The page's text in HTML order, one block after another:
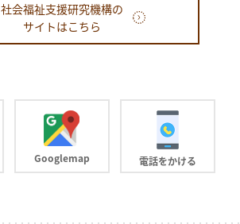
社会福祉支援研究機構の
サイトはこちら
Googlemap 電話をかける